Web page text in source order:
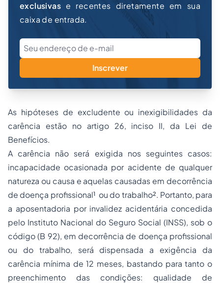
exclusivas e recentes diretamente em sua
caixa de entrada.
Inscrever
As hipóteses de excludente ou inexigibilidades da
carência estão no artigo 26, inciso II, da Lei de
Benefícios.
A carência não será exigida nos seguintes casos:
incapacidade ocasionada por acidente de qualquer
natureza ou causa e aquelas causadas em decorrência
de doença profissional¹ ou do trabalho². Portanto, para
a aposentadoria por invalidez acidentária concedida
pelo Instituto Nacional do Seguro Social (INSS), sob o
código (B 92), em decorrência de doença profissional
ou do trabalho, será dispensada a exigência da
carência mínima de 12 meses, bastando para tanto o
preenchimento das condições: qualidade de